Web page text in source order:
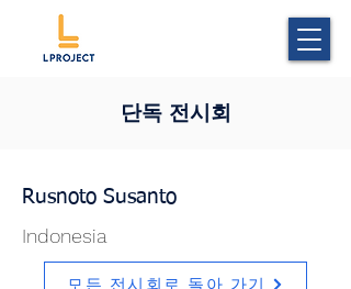
단독 전시회
Rusnoto Susanto
Indonesia
모든 전시회로 돌아 가기